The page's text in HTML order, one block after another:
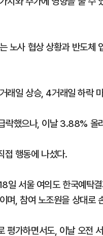
노사 협상 상황과 반도체
일 상승, 4거래일 하락
했으나, 이날 3.88% 올
접 행동에 나섰다.
일 서울 여의도 한국예탁
며, 참여 노조원을 상대로
평가하면서도, 이날 오전